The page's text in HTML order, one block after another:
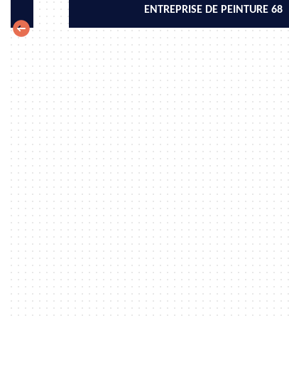
ENTREPRISE DE PEINTURE 68